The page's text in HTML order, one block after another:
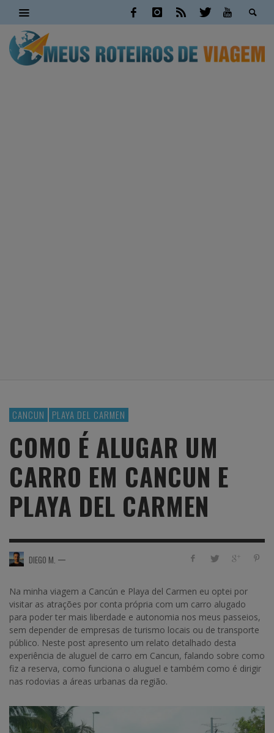
CANCUN PLAYA DEL CARMEN
COMO É ALUGAR UM
CARRO EM CANCUN E
PLAYA DEL CARMEN
DIEGO M. —
Na minha viagem a Cancún e Playa del Carmen eu optei por
visitar as atrações por conta própria com um carro alugado
para poder ter mais liberdade e autonomia nos meus passeios,
sem depender de empresas de turismo locais ou de transporte
público. Neste post apresento um relato detalhado desta
experiência de aluguel de carro em Cancun, falando sobre como
fiz a reserva, como funciona o aluguel e também como é dirigir
nas rodovias a áreas urbanas da região.